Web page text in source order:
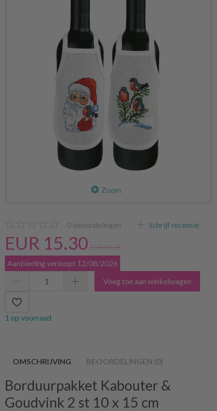
Zoom
0 beoordelingen Schrijf recensie
EUR 15.30 EUR 19.15
Aanbieding verloopt 12/08/2026
Voeg toe aan winkelwagen
1 op voorraad
OMSCHRIJVING BEOORDELINGEN (0)
Borduurpakket Kabouter &
Goudvink 2 st 10 x 15 cm